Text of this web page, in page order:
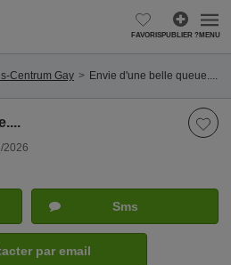
FAVORISPUBLIER ?MENU
Centrum Gay Envie d'une belle queue....
2026
Sms
par email